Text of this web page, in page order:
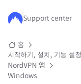
주요 콘텐츠로 건너뛰기
Support center
홈
시작하기, 설치, 기능 설정
NordVPN 앱
Windows